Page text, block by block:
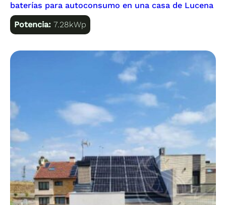
baterías para autoconsumo en una casa de Lucena
Potencia:7.28kWp